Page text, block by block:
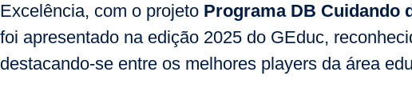
Excelência, com o projeto Programa DB Cuidando
foi apresentado na edição 2025 do GEduc,
destacando-se entre os melhores players da área